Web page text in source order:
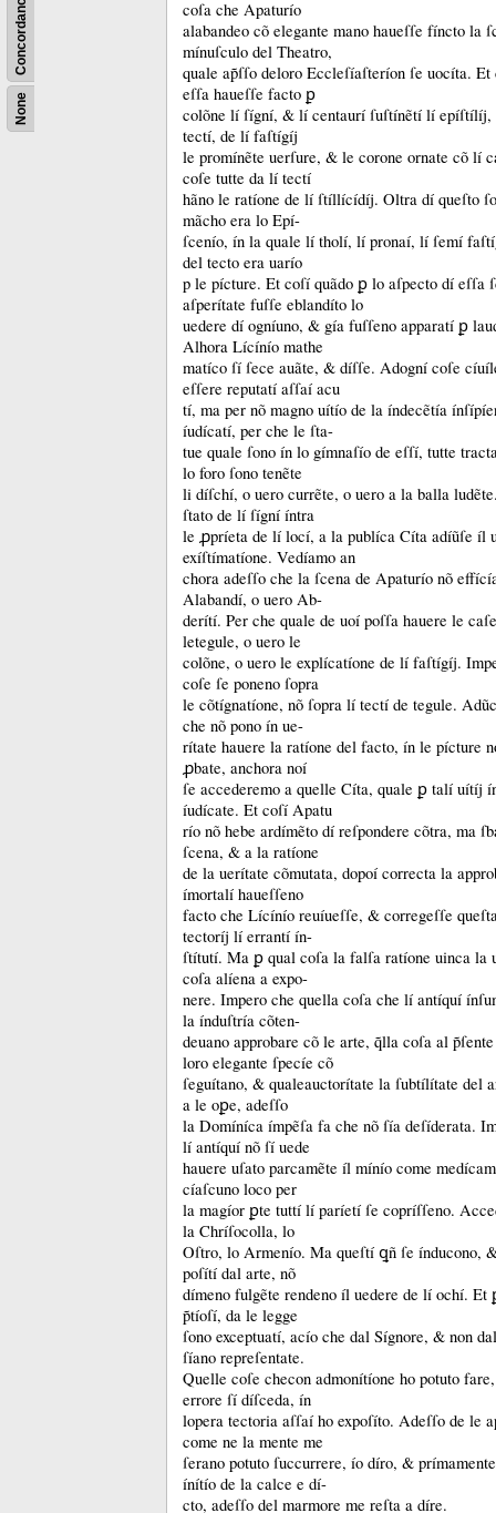
None
Concordance
coſa che Apaturío
alabandeo cõ elegante mano haueſſe fíncto la
mínuſculo del Theatro,
quale ap̃ſſo deloro Eccleſíaſteríon ſe uocíta. Et
eſſa haueſſe facto ꝑ
colõne lí ſígní, & lí centaurí ſuſtínẽtí lí
tectí, de lí faſtígíj
le promínẽte uerſure, & le corone ornate cõ lí
coſe tutte da lí tectí
hãno le ratíone de lí ſtíllícídíj. Oltra dí queſto
mãcho era lo Epí-
ſcenío, ín la quale lí tholí, lí pronaí, lí ſemí
del tecto era uarío
p le pícture. Et coſí quãdo ꝑ lo aſpecto dí eſſa
aſperítate fuſſe eblandíto lo
uedere dí ogníuno, & gía fuſſeno apparatí ꝑ
Alhora Lícínío mathe
matíco ſí ſece auãte, & díſſe. Adogní coſe
eſſere reputatí aſſaí acu
tí, ma per nõ magno uítío de la índecẽtía
íudícatí, per che le ſta-
tue quale ſono ín lo gímnaſío de eſſí, tutte
lo foro ſono tenẽte
li díſchí, o uero currẽte, o uero a la balla
ſtato de lí ſígní íntra
le ꝓpríeta de lí locí, a la publíca Cíta adíũſe íl
exíſtímatíone. Vedíamo an
chora adeſſo che la ſcena de Apaturío nõ
Alabandí, o uero Ab-
derítí. Per che quale de uoí poſſa hauere le
letegule, o uero le
colõne, o uero le explícatíone de lí faſtígíj.
coſe ſe poneno ſopra
le cõtígnatíone, nõ ſopra lí tectí de tegule.
che nõ pono ín ue-
rítate hauere la ratíone del facto, ín le pícture
ꝓbate, anchora noí
ſe accederemo a quelle Cíta, quale ꝑ talí uítíj
íudícate. Et coſí Apatu
río nõ hebe ardímẽto dí reſpondere cõtra, ma
ſcena, & a la ratíone
de la uerítate cõmutata, dopoí correcta la
ímortalí haueſſeno
facto che Lícínío reuíueſſe, & corregeſſe
tectoríj lí errantí ín-
ſtítutí. Ma ꝑ qual coſa la falſa ratíone uinca la
coſa alíena a expo-
nere. Impero che quella coſa che lí antíquí
la índuſtría cõten-
deuano approbare cõ le arte, q̃lla coſa al
loro elegante ſpecíe cõ
ſeguítano, & qualeauctorítate la ſubtílítate del
a le oꝑe, adeſſo
la Domíníca ímpẽſa fa che nõ ſía deſíderata.
lí antíquí nõ ſí uede
hauere uſato parcamẽte íl mínío come
cíaſcuno loco per
la magíor ꝑte tuttí lí paríetí ſe copríſſeno.
la Chríſocolla, lo
Oſtro, lo Armenío. Ma queſtí ꝗñ ſe índucono,
poſítí dal arte, nõ
dímeno fulgẽte rendeno íl uedere de lí ochí. Et
p̃tíoſí, da le legge
ſono exceptuatí, acío che dal Sígnore, & non
ſíano repreſentate.
Quelle coſe checon admonítíone ho potuto
errore ſí díſceda, ín
lopera tectoria aſſaí ho expoſíto. Adeſſo de le
come ne la mente me
ſerano potuto ſuccurrere, ío díro, &
ínítío de la calce e dí-
cto, adeſſo del marmore me reſta a díre.